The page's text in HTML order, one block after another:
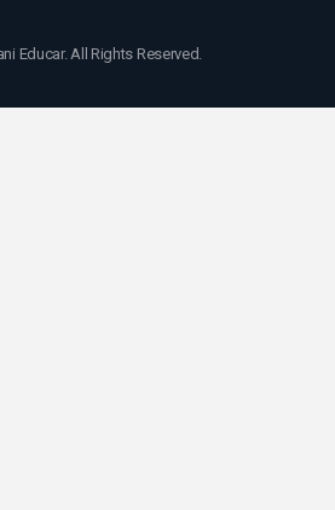
Educar. All Rights Reserved.